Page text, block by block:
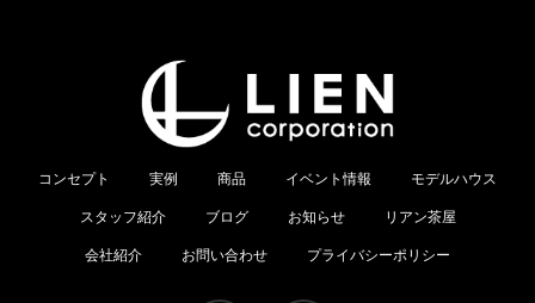
コンセプト 実例 商品 イベント情報 モデルハウス
スタッフ紹介 ブログ お知らせ リアン茶屋
会社紹介 お問い合わせ プライバシーポリシー